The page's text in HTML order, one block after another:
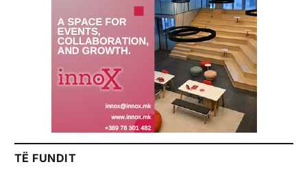
TË FUNDIT